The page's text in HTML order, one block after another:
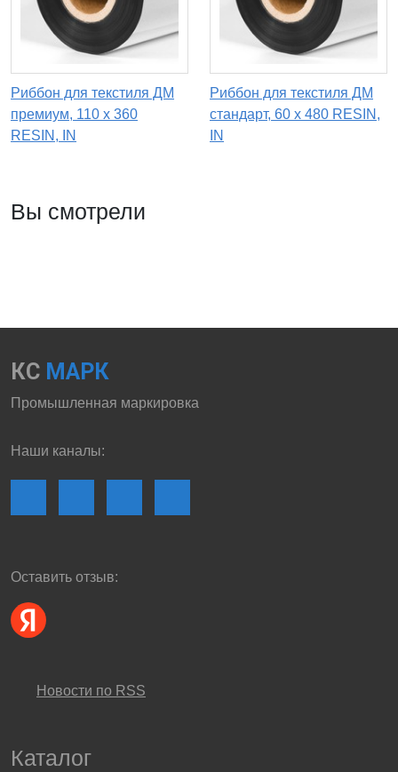
Риббон для текстиля ДМ
премиум, 110 х 360
RESIN, IN
Риббон для текстиля ДМ
стандарт, 60 х 480 RESIN,
IN
Вы смотрели
КС МАРК
Промышленная маркировка
Наши каналы:
Оставить отзыв:
Новости по RSS
Каталог